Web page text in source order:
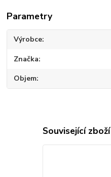
Parametry
Výrobce
Značka
Objem
Související zboží